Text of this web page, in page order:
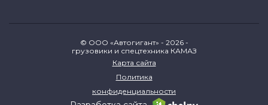
© ООО «Автогигант» - 2026 -
грузовики и спецтехника КАМАЗ
Карта сайта
Политика
конфиденциальности